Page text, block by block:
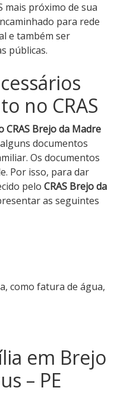
mais próximo de sua
para rede
e também ser
públicas.
no CRAS
CRAS Brejo da Madre
documentos
Os documentos
Por isso, para dar
pelo CRAS Brejo da
as seguintes
como fatura de água,
em Brejo
– PE